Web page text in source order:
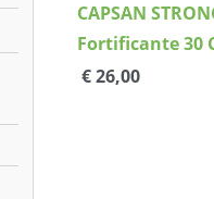
CAPSAN
Fortificante 30
€ 26,00